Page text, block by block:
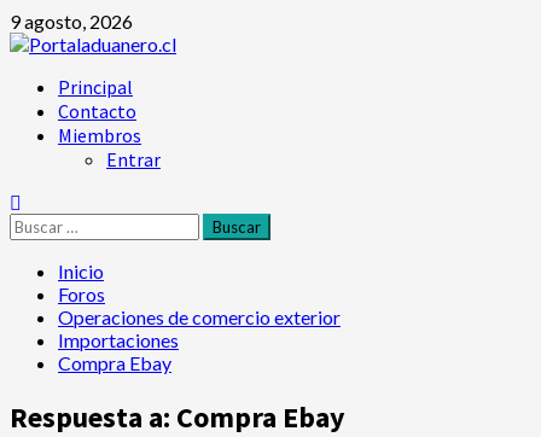
Saltar
al
9 agosto, 2026
Menú
principal
Principal
Contacto
Miembros
Entrar
Buscar:
Inicio
Foros
Operaciones de comercio exterior
Importaciones
Compra Ebay
Respuesta a: Compra Ebay